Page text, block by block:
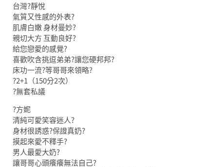
台灣?靜悅
氣質又性感的外表?
肌膚白嫩 身材曼妙?
親切大方 互動良好?
給您戀愛的感覺?
喜歡吹含挑逗弟弟?讓您硬邦邦?
床功一流?等哥哥來領略?
?2+1（150分2次）
?無套私議
?方妮
清純可愛笑容迷人?
身材很誘惑?保證真奶?
摸起來愛不釋手?
男人最愛大奶?
讓哥哥心頭癢癢無法自己?